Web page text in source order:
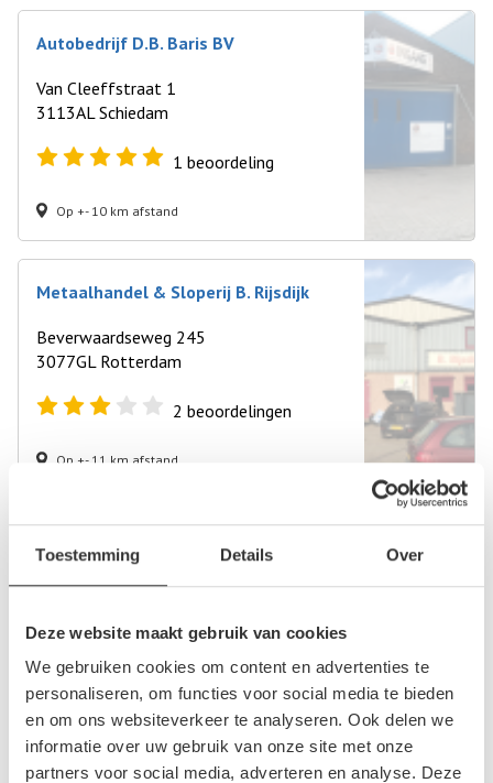
Toestemming Details Over
Deze website maakt gebruik van cookies
We gebruiken cookies om content en advertenties te
personaliseren, om functies voor social media te bieden
en om ons websiteverkeer te analyseren. Ook delen we
informatie over uw gebruik van onze site met onze
partners voor social media, adverteren en analyse. Deze
Autobedrijf D.B. Baris BV
Van Cleeffstraat 1
3113AL Schiedam
1 beoordeling
Op +- 10 km afstand
Metaalhandel & Sloperij B. Rijsdijk
Beverwaardseweg 245
3077GL Rotterdam
2 beoordelingen
Op +- 11 km afstand
Zaag 7
0beoordelingen